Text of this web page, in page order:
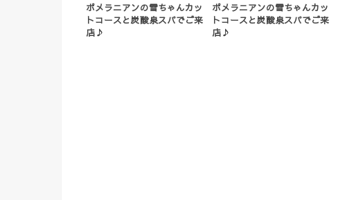
ポメラニアンの雪ちゃんカッ
トコースと炭酸泉スパでご来
店♪
ポメラニアンの雪ちゃんカッ
トコースと炭酸泉スパでご来
店♪